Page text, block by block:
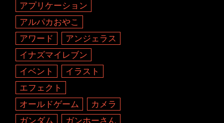
アプリケーション
アルパカおやこ
アワード
アンジェラス
イナズマイレブン
イベント
イラスト
エフェクト
オールドゲーム
カメラ
ガンダム
ガンホーさん